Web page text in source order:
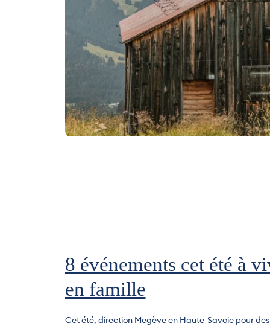
8 événements cet été à
en famille
Cet été, direction Megève en Haute-Savoie pour